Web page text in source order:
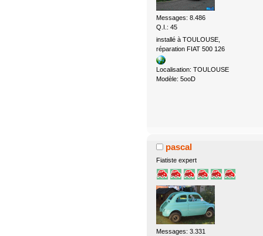
Messages: 8.486
Q.I.: 45
installé à TOULOUSE,
réparation FIAT 500 126
Localisation: TOULOUSE
Modèle: 5ooD
pascal
Fiatiste expert
Messages: 3.331